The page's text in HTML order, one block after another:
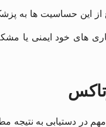
این حساسیت ‌ها به
های خود ایمنی یا
مهم در دستیابی به